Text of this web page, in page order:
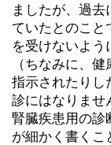
ましたが、過
ていたとのこと
を受けないよう
（ちなみに、
指示されたりし
診にはなりませ
腎臓疾患用の診
が細かく書くこ